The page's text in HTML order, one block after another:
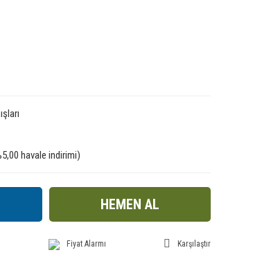
havale indirimi)
HEMEN AL
Fiyat Alarmı Karşılaştır